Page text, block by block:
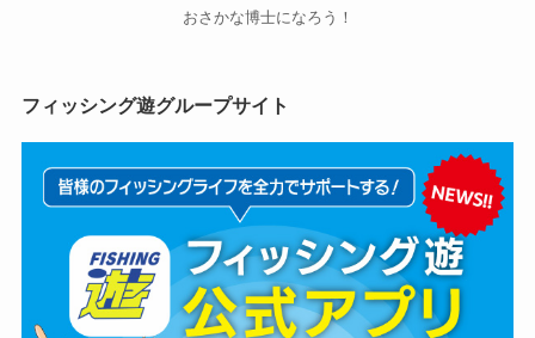
おさかな博士になろう！
フィッシング遊グループサイト